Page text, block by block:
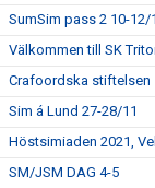
SumSim pass 2 10-12/
Välkommen till SK
Crafoordska stiftelsen
Sim á Lund 27-28/11
Höstsimiaden 2021,
SM/JSM DAG 4-5